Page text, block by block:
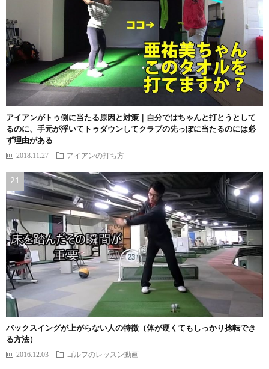
アイアンがトゥ側に当たる原因と対策｜自分ではちゃんと打とうとして
るのに、手元が浮いてトゥダウンしてクラブの先っぽに当たるのには必
ず理由がある
2018.11.27 アイアンの打ち方
バックスイングが上がらない人の特徴（体が硬くてもしっかり捻転でき
る方法）
2016.12.03 ゴルフのレッスン動画